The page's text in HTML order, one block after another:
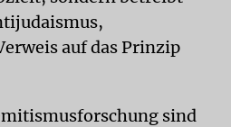
auf das Prinzip
sind